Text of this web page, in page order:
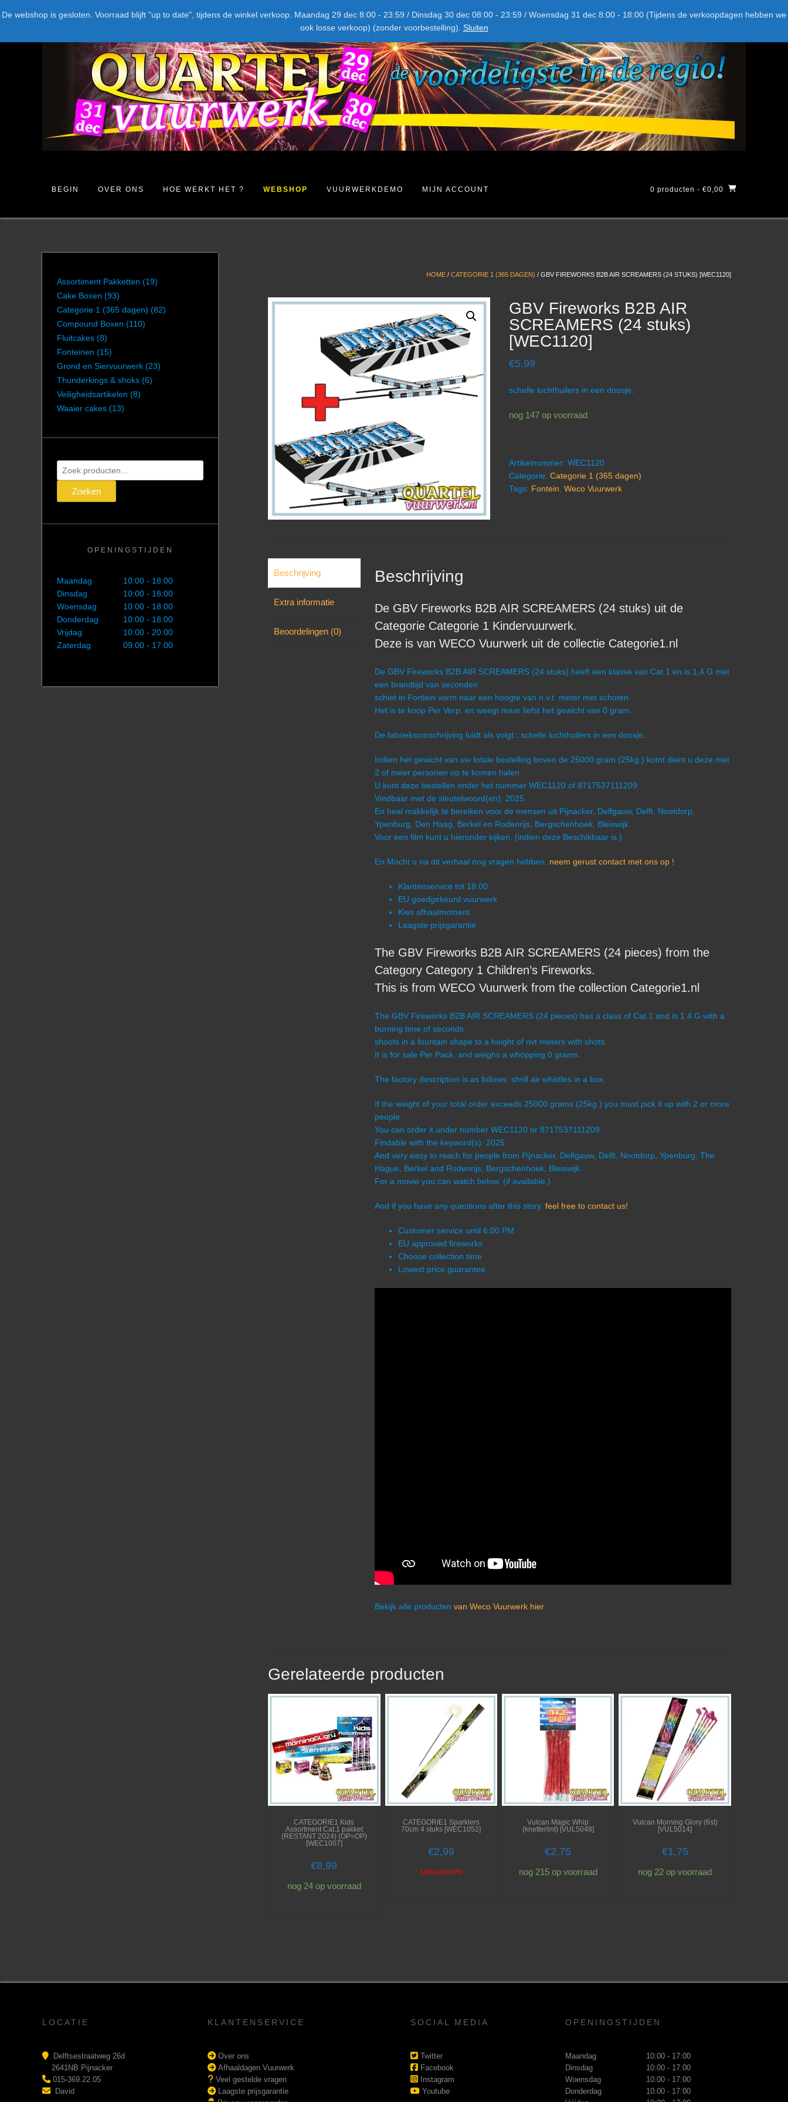
De webshop is gesloten. Voorraad blijft "up to date", tijdens de winkel verkoop. Maandag 29 dec 8:00 - 23:59 / Dinsdag 30 dec 08:00 - 23:59 / Woensdag 31 dec 8:00 - 18:00 (Tijdens de verkoopdagen hebben we
ook losse verkoop) (zonder voorbestelling). Sluiten
naar
BEGIN OVER ONS HOE WERKT HET ? WEBSHOP VUURWERKDEMO MIJN ACCOUNT 0 producten - €0,00
HOME / CATEGORIE 1 (365 DAGEN) / GBV FIREWORKS B2B AIR SCREAMERS (24 STUKS) [WEC1120]
GBV Fireworks B2B AIR
SCREAMERS (24 stuks)
[WEC1120]
€5,99
schelle luchthuilers in een doosje.
nog 147 op voorraad
Artikelnummer: WEC1120
Categorie: Categorie 1 (365 dagen)
Tags: Fontein Weco Vuurwerk
Beschrijving
Extra informatie
Beoordelingen (0)
Beschrijving
De GBV Fireworks B2B AIR SCREAMERS (24 stuks) uit de
Categorie Categorie 1 Kindervuurwerk.
Deze is van WECO Vuurwerk uit de collectie Categorie1.nl
De GBV Fireworks B2B AIR SCREAMERS (24 stuks) heeft een klasse van Cat 1 en is 1,4 G met
een brandtijd van seconden
schiet in Fontein vorm naar een hoogte van n.v.t. meter met schoten.
Het is te koop Per Verp. en weegt maar liefst het gewicht van 0 gram.
De fabrieksomschrijving luidt als volgt.: schelle luchthuilers in een doosje.
Indien het gewicht van uw totale bestelling boven de 25000 gram (25kg.) komt dient u deze met
2 of meer personen op te komen halen
U kunt deze bestellen onder het nummer WEC1120 of 8717537111209
Vindbaar met de sleutelwoord(en): 2025
En heel makkelijk te bereiken voor de mensen uit Pijnacker, Delfgauw, Delft, Nootdorp,
Ypenburg, Den Haag, Berkel en Rodenrijs, Bergschenhoek, Bleiswijk.
Voor een film kunt u hieronder kijken. (indien deze Beschikbaar is.)
En Mocht u na dit verhaal nog vragen hebben. neem gerust contact met ons op !
Klantenservice tot 18:00
EU goedgekeurd vuurwerk
Kies afhaalmoment
Laagste prijsgarantie
The GBV Fireworks B2B AIR SCREAMERS (24 pieces) from the
Category Category 1 Children’s Fireworks.
This is from WECO Vuurwerk from the collection Categorie1.nl
The GBV Fireworks B2B AIR SCREAMERS (24 pieces) has a class of Cat 1 and is 1.4 G with a
burning time of seconds
shoots in a fountain shape to a height of nvt meters with shots.
It is for sale Per Pack. and weighs a whopping 0 grams.
The factory description is as follows: shrill air whistles in a box.
If the weight of your total order exceeds 25000 grams (25kg.) you must pick it up with 2 or more
people
You can order it under number WEC1120 or 8717537111209
Findable with the keyword(s): 2025
And very easy to reach for people from Pijnacker, Delfgauw, Delft, Nootdorp, Ypenburg, The
Hague, Berkel and Rodenrijs, Bergschenhoek, Bleiswijk.
For a movie you can watch below. (if available.)
And if you have any questions after this story. feel free to contact us!
Customer service until 6:00 PM
EU approved fireworks
Choose collection time
Lowest price guarantee
Bekijk alle producten van Weco Vuurwerk hier
Gerelateerde producten
CATEGORIE1 Kids
Assortment Cat.1 pakket
(RESTANT 2024) (OP=OP)
[WEC1007]
€8,99
nog 24 op voorraad
CATEGORIE1 Sparklers
70cm 4 stuks [WEC1052]
€2,99
Uitverkocht
Vulcan Magic Whip
(knetterlint) [VUL5048]
€2,75
nog 215 op voorraad
Vulcan Morning Glory (6st)
[VUL5014]
€1,75
nog 22 op voorraad
Assortiment Pakketten (19)
Cake Boxen (93)
Categorie 1 (365 dagen) (82)
Compound Boxen (110)
Fluitcakes (8)
Fonteinen (15)
Grond en Siervuurwerk (23)
Thunderkings & shoks (6)
Veiligheidsartikelen (8)
Waaier cakes (13)
Zoeken
naar:
Zoeken
OPENINGSTIJDEN
Maandag
10:00 - 18:00
Dinsdag
10:00 - 18:00
Woensdag
10:00 - 18:00
Donderdag
10:00 - 18:00
Vrijdag
10:00 - 20:00
Zaterdag
09:00 - 17:00
LOCATIE
Delftsestraatweg 26d
2641NB Pijnacker
015-369.22.05
David
KLANTENSERVICE
Over ons
Afhaaldagen Vuurwerk
Veel gestelde vragen
Laagste prijsgarantie
SOCIAL MEDIA
Twitter
Facebook
Instagram
Youtube
OPENINGSTIJDEN
Maandag
10:00 - 17:00
Dinsdag
10:00 - 17:00
Woensdag
10:00 - 17:00
Donderdag
10:00 - 17:00